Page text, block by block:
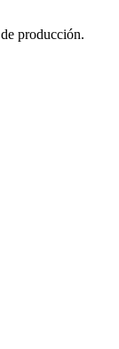
producción.